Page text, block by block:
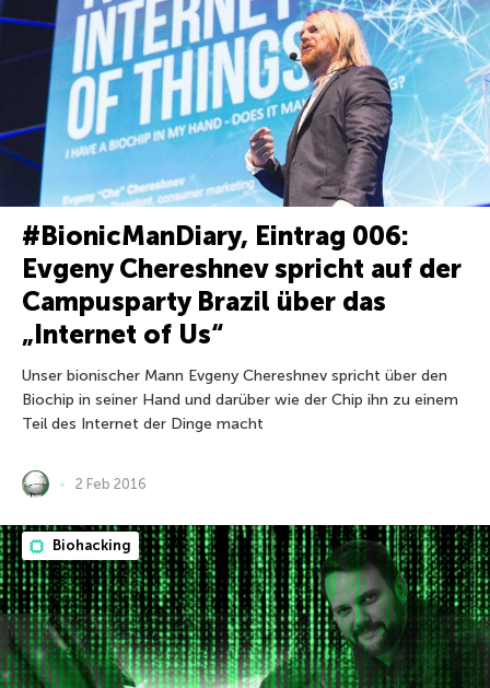
#BionicManDiary, Eintrag 006:
Evgeny Chereshnev spricht auf der
Campusparty Brazil über das
„Internet of Us“
Unser bionischer Mann Evgeny Chereshnev spricht über den
Biochip in seiner Hand und darüber wie der Chip ihn zu einem
Teil des Internet der Dinge macht
2 Feb 2016
Biohacking